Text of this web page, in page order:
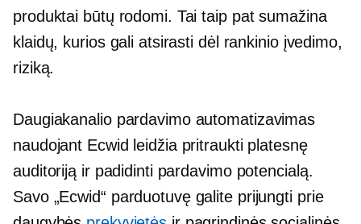
produktai būtų rodomi. Tai taip pat sumažina
klaidų, kurios gali atsirasti dėl rankinio įvedimo,
riziką.
Daugiakanalio pardavimo automatizavimas
naudojant Ecwid leidžia pritraukti platesnę
auditoriją ir padidinti pardavimo potencialą.
Savo „Ecwid“ parduotuvę galite prijungti prie